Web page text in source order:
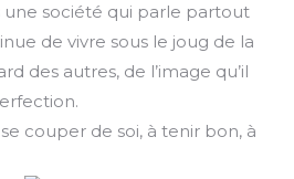
une société qui parle partout
de vivre sous le joug de la
des autres, de l’image qu’il
couper de soi, à tenir bon, à